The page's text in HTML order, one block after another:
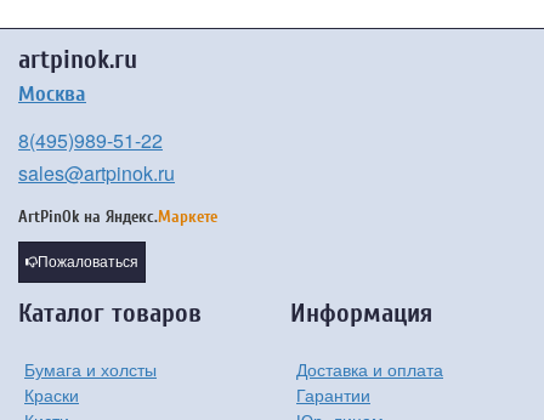
artpinok.ru
Москва
8(495)989-51-22
sales@artpinok.ru
ArtPinOk на Яндекс.Маркете
Пожаловаться
Каталог товаров
Бумага и холсты
Краски
Информация
Доставка и оплата
Гарантии